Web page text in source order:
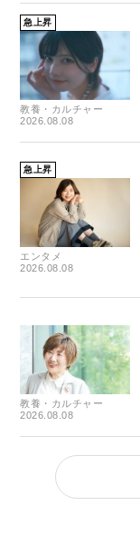
急上昇
教養・カルチャー
2026.08.08
急上昇
エンタメ
2026.08.08
教養・カルチャー
2026.08.08